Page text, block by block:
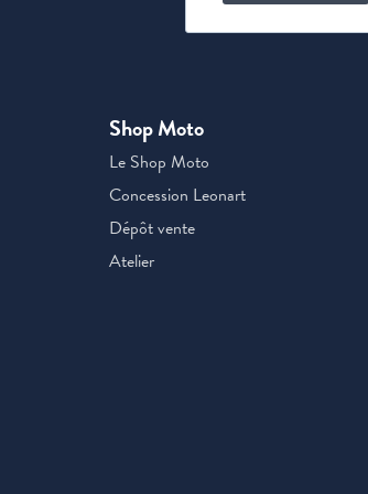
Shop Moto
Le Shop Moto
Concession Leonart
Dépôt vente
Atelier